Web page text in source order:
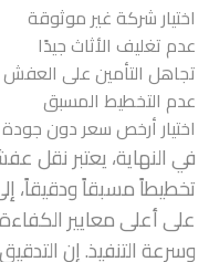
اختيار شركة غير موثوقة
عدم تغليف الأثاث جيدًا
تجاهل التأمين على العفش
عدم التخطيط المسبق
اختيار أرخص سعر دون جودة
في النهاية، يعتبر نقل
تخطيطاً مسبقاً ودقيقاً،
على أعلى معايير
وسرعة التنفيذ. إن